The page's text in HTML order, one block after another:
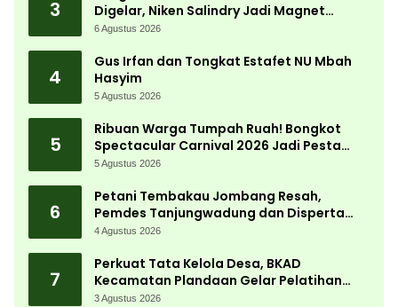
3
Digelar, Niken Salindry Jadi Magnet
Ribuan Pengunjung
6 Agustus 2026
4
Gus Irfan dan Tongkat Estafet NU Mbah
Hasyim
5 Agustus 2026
5
Ribuan Warga Tumpah Ruah! Bongkot
Spectacular Carnival 2026 Jadi Pesta
Kemerdekaan Terbesar di Peterongan
5 Agustus 2026
6
Petani Tembakau Jombang Resah,
Pemdes Tanjungwadung dan Disperta
Bergerak Cepat
4 Agustus 2026
7
Perkuat Tata Kelola Desa, BKAD
Kecamatan Plandaan Gelar Pelatihan
Aparatur Pemdes
3 Agustus 2026